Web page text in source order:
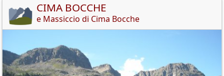
CIMA BOCCHE
e Massiccio di Cima Bocche